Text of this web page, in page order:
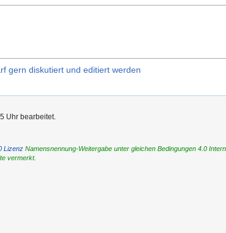
gern diskutiert und editiert werden
Uhr bearbeitet.
Lizenz Namensnennung-Weitergabe unter gleichen Bedingungen 4.0
vermerkt.